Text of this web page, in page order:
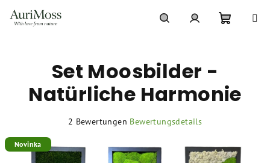
Inhalt
springen
Set Moosbilder -
Natürliche Harmonie
Die
Produktbewertung
ist
2 Bewertungen Bewertungsdetails
Novinka